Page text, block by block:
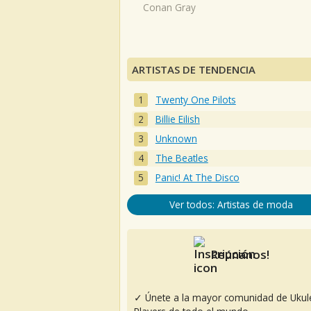
Conan Gray
ARTISTAS DE TENDENCIA
Twenty One Pilots
Billie Eilish
Unknown
The Beatles
Panic! At The Disco
Ver todos: Artistas de moda
Reúnanos!
✓ Únete a la mayor comunidad de